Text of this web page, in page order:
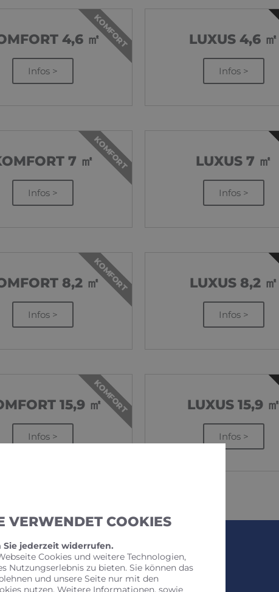
4,6 ㎡
Infos >
KOMFORT LUXUS 4,6 ㎡
Infos >
7 ㎡
Infos >
KOMFORT LUXUS 7 ㎡
Infos >
8,2 ㎡
Infos >
KOMFORT LUXUS 8,2 ㎡
Infos >
15,9 ㎡
Infos >
KOMFORT LUXUS 15,9 ㎡
Infos >
VERWENDET COOKIES
jederzeit widerrufen.
Cookies und weitere Technologien,
Nutzungserlebnis zu bieten. Sie können das
und unsere Seite nur mit den
nutzen. Weitere Informationen, sowie